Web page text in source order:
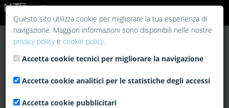
Questo sito utilizza cookie per migliorare la tua esperienza di
navigazione. Maggiori informazioni sono disponibili nelle nostre
privacy policye cookie policy.
Accetta cookie tecnici per migliorare la navigazione
Accetta cookie analitici per le statistiche degli accessi
Accetta cookie pubblicitari